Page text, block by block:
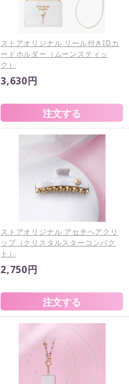
ストアオリジナル リール付きIDカ
ードホルダー（ムーンスティッ
ク）
3,630円
ストアオリジナル アセチヘアクリ
ップ（クリスタルスターコンパク
ト）
2,750円